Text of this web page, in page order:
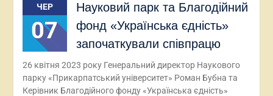
ЧЕР
07
Науковий парк та Благодійний
фонд «Українська єдність»
започаткували співпрацю
26 квітня 2023 року Генеральний директор Наукового
парку «Прикарпатський університет» Роман Бубна та
Керівник Благодійного фонду «Українська єдність»